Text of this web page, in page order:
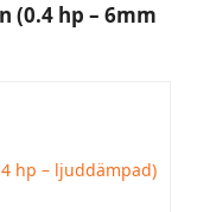
(0.4 hp – 6mm